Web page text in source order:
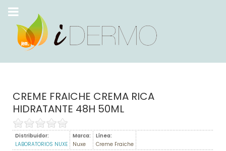
CREME FRAICHE CREMA RICA
HIDRATANTE 48H 50ML
Distribuidor:
LABORATORIOS NUXE
Marca:
Nuxe
Línea:
Creme Fraiche